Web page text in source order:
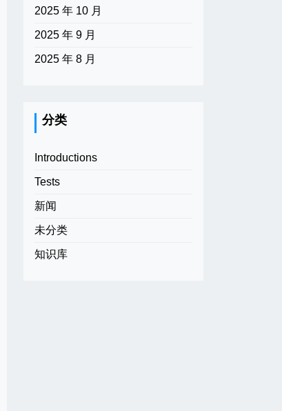
2025 年 10 月
2025 年 9 月
2025 年 8 月
分类
Introductions
Tests
新闻
未分类
知识库